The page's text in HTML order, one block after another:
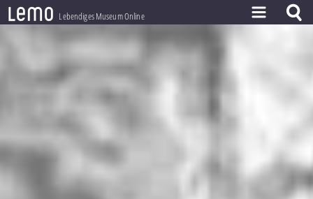
lemo Lebendiges Museum Online
ZEITSTRAHL
THEMEN
LERNEN
PROJEKT